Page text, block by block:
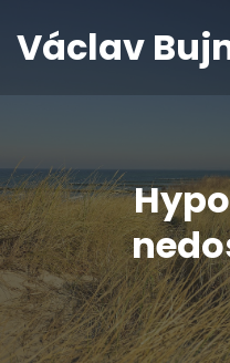
Václav